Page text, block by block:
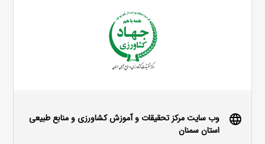
language
وب سایت مرکز تحقیقات و آموزش کشاورزی و منابع طبیعی
استان سمنان